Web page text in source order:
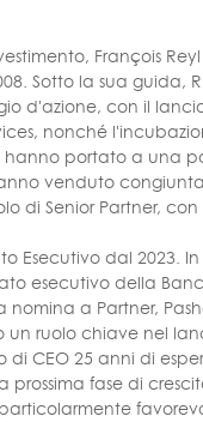
François
Sotto la sua guida,
d'azione, con il
nonché
portato a una
venduto
di Senior Partner,
Esecutivo dal 2023.
esecutivo della
nomina a Partner,
un ruolo chiave nel
di CEO 25 anni di
fase di